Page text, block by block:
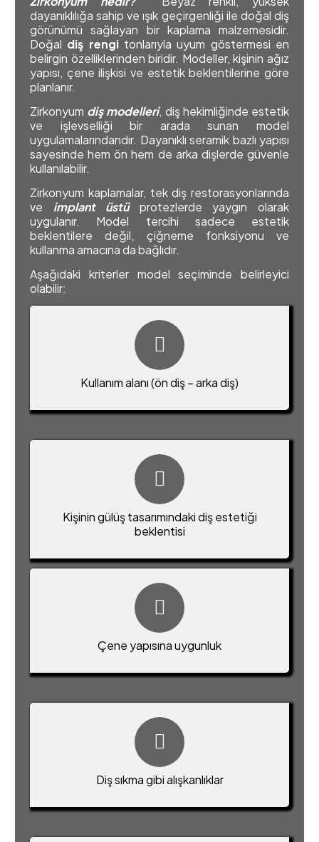
dayanıklılığa sahip ve ışık geçirgenliği ile doğal diş
görünümü sağlayan bir kaplama malzemesidir.
Doğal diş rengitonlarıyla uyum göstermesi en
belirgin özelliklerinden biridir. Modeller, kişinin ağız
yapısı, çene ilişkisi ve estetik beklentilerine göre
planlanır.
Zirkonyum diş modelleri, diş hekimliğinde estetik
ve işlevselliği bir arada sunan model
uygulamalarındandır. Dayanıklı seramik bazlı yapısı
sayesinde hem ön hem de arka dişlerde güvenle
kullanılabilir.
Zirkonyum kaplamalar, tek diş restorasyonlarında
ve implant üstüprotezlerde yaygın olarak
uygulanır. Model tercihi sadece estetik
beklentilere değil, çiğneme fonksiyonu ve
kullanma amacına da bağlıdır.
Aşağıdaki kriterler model seçiminde belirleyici
olabilir:
Kullanım alanı (ön diş – arka diş)
Kişinin gülüş tasarımındaki diş estetiği
beklentisi
Çene yapısına uygunluk
Diş sıkma gibi alışkanlıklar